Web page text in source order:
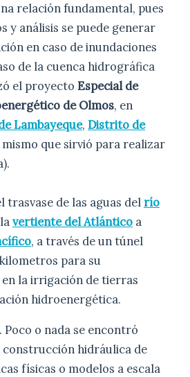
relación fundamental, pues
y análisis se puede generar
en caso de inundaciones
de la cuenca hidrográfica
el proyecto Especial de
de Olmos, en
Lambayeque, Distrito de
mismo que sirvió para realizar
trasvase de las aguas del río
vertiente del Atlántico a
, a través de un túnel
para su
la irrigación de tierras
hidroenergética.
Poco o nada se encontró
construcción hidráulica de
físicas o modelos a escala